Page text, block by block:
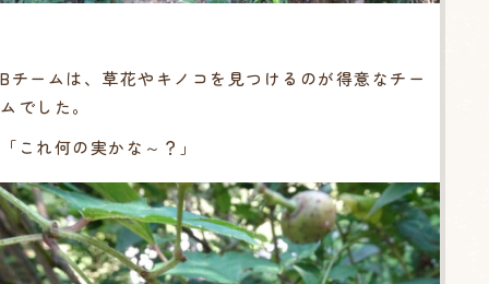
Bチームは、草花やキノコを見つけるのが得意なチー
ムでした。
「これ何の実かな～？」